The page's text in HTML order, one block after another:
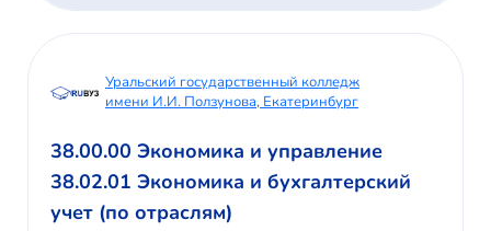
Уральский государственный колледж
имени И.И. Ползунова, Екатеринбург
38.00.00 Экономика и управление
38.02.01 Экономика и бухгалтерский
учет (по отраслям)